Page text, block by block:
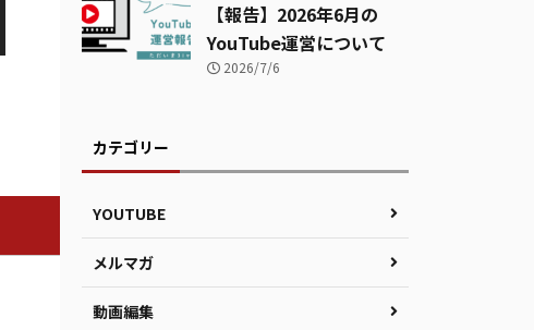
【報告】2026年6月の
YouTube運営について
2026/7/6
カテゴリー
YOUTUBE
メルマガ
動画編集